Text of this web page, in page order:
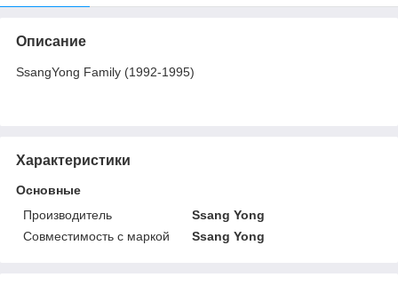
Описание
SsangYong Family (1992-1995)
Характеристики
Основные
Производитель
Ssang Yong
Совместимость с маркой
Ssang Yong